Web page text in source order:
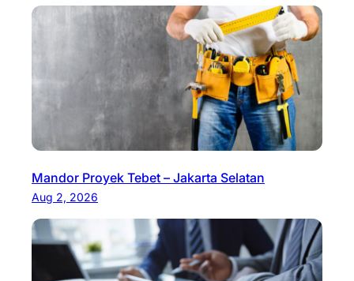
Mandor Proyek Tebet – Jakarta Selatan
Aug 2, 2026